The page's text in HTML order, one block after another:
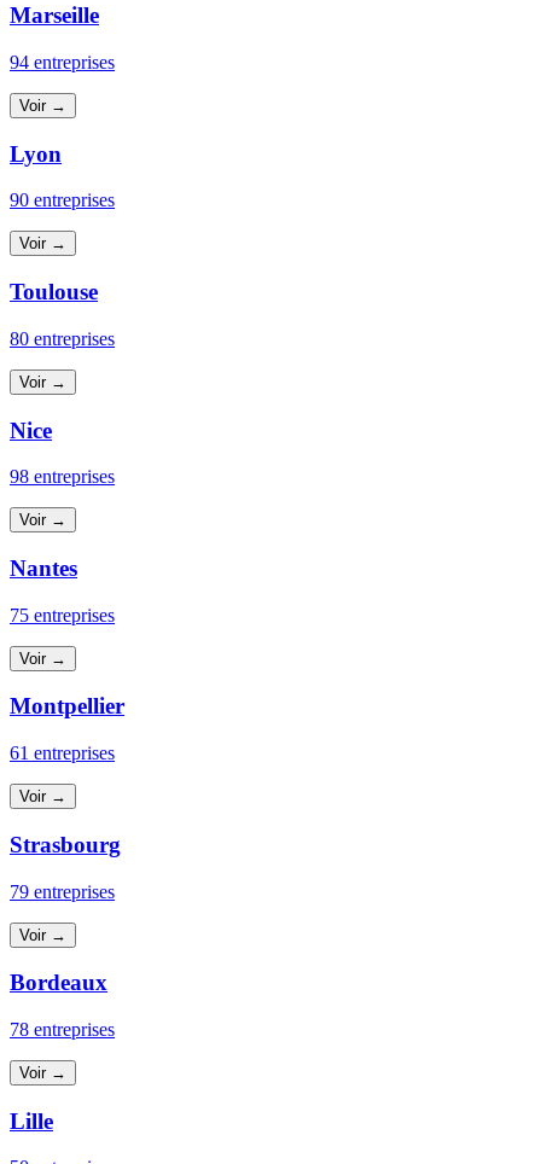
Marseille
94 entreprises
Voir →
Lyon
90 entreprises
Voir →
Toulouse
80 entreprises
Voir →
Nice
98 entreprises
Voir →
Nantes
75 entreprises
Voir →
Montpellier
61 entreprises
Voir →
Strasbourg
79 entreprises
Voir →
Bordeaux
78 entreprises
Voir →
Lille